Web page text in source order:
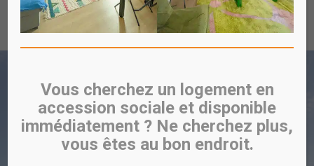
le
menu
Vous cherchez un logement en
accession sociale et disponible
immédiatement ? Ne cherchez plus,
vous êtes au bon endroit.